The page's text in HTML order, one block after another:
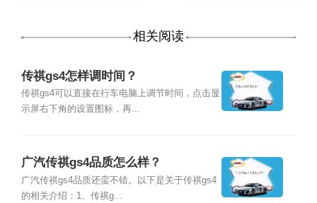
相关阅读
传祺gs4怎样调时间？
传祺gs4可以直接在行车电脑上调节时间，点击显
示屏右下角的设置图标，再...
广汽传祺gs4品质怎么样？
广汽传祺gs4品质还蛮不错。以下是关于传祺gs4
的相关介绍：1、传祺g...